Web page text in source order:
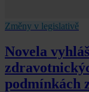
Změny v legislativě
Novela
podmínkách